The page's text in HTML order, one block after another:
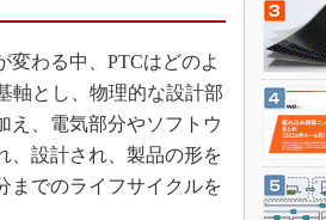
ンとCAE
ー4.0
ン
わる中、PTCはどのよ
軸とし、物理的な設計部
え、電気部分やソフトウ
、設計され、製品の形を
までのライフサイクルを